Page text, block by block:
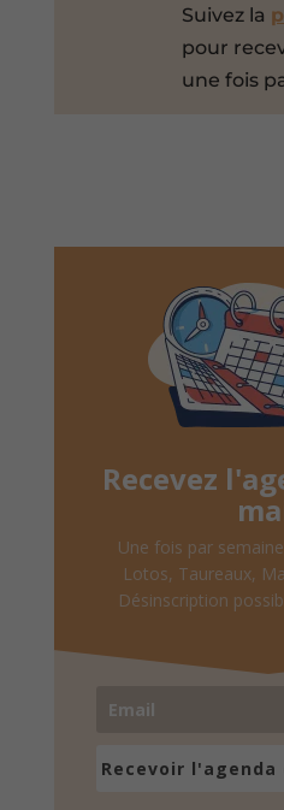
Suivez la
pour
une fois
Recevez
Une fois par
Lotos, Taureaux,
Désinscription
Recevoir l'agenda